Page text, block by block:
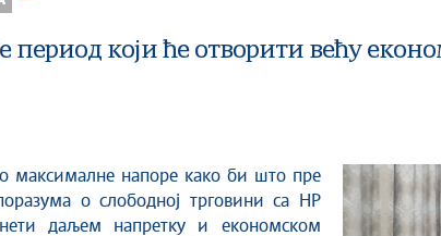
који ће отворити већу
максималне напоре како би што пре
о слободној трговини са НР
даљем напретку и економском